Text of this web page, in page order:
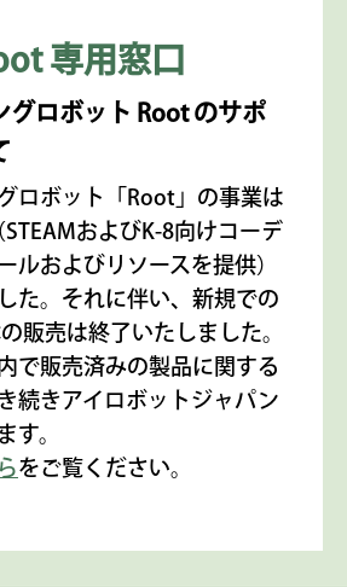
専用窓口
グロボット Root のサポ
ロボット「Root」の事業は
STEAMおよびK-8向けコーデ
ルおよびリソースを提供）
た。それに伴い、新規での
販売は終了いたしました。
で販売済みの製品に関する
続きアイロボットジャパン
す。
をご覧ください。